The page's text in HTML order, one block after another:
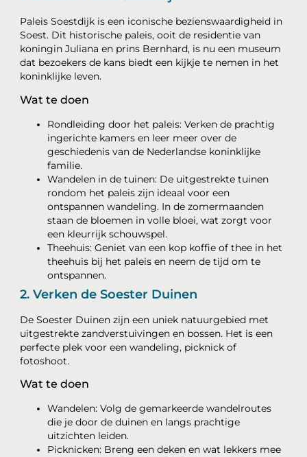
Paleis Soestdijk is een iconische bezienswaardigheid in
Soest. Dit historische paleis, ooit de residentie van
koningin Juliana en prins Bernhard, is nu een museum
dat bezoekers de kans biedt een kijkje te nemen in het
koninklijke leven.
Wat te doen
Rondleiding door het paleis: Verken de prachtig
ingerichte kamers en leer meer over de
geschiedenis van de Nederlandse koninklijke
familie.
Wandelen in de tuinen: De uitgestrekte tuinen
rondom het paleis zijn ideaal voor een
ontspannen wandeling. In de zomermaanden
staan de bloemen in volle bloei, wat zorgt voor
een kleurrijk schouwspel.
Theehuis: Geniet van een kop koffie of thee in het
theehuis bij het paleis en neem de tijd om te
ontspannen.
2. Verken de Soester Duinen
De Soester Duinen zijn een uniek natuurgebied met
uitgestrekte zandverstuivingen en bossen. Het is een
perfecte plek voor een wandeling, picknick of
fotoshoot.
Wat te doen
Wandelen: Volg de gemarkeerde wandelroutes
die je door de duinen en langs prachtige
uitzichten leiden.
Picknicken: Breng een deken en wat lekkers mee